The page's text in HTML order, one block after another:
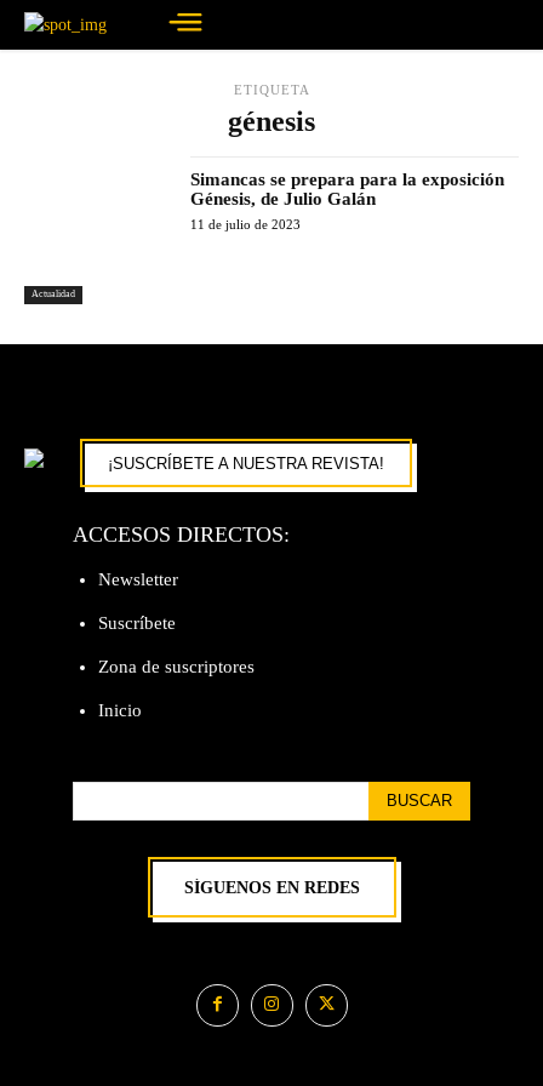
ETIQUETA
génesis
Actualidad
Simancas se prepara para la exposición
Génesis, de Julio Galán
11 de julio de 2023
¡SUSCRÍBETE A NUESTRA REVISTA!
ACCESOS DIRECTOS:
Newsletter
Suscríbete
Zona de suscriptores
Inicio
BUSCAR
SÍGUENOS EN REDES